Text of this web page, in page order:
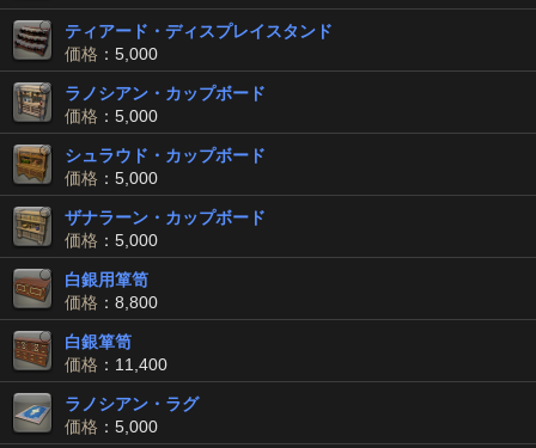
ティアード・ディスプレイスタンド
価格 ：5,000
ラノシアン・カップボード
価格 ：5,000
シュラウド・カップボード
価格 ：5,000
ザナラーン・カップボード
価格 ：5,000
白銀用箪笥
価格 ：8,800
白銀箪笥
価格 ：11,400
ラノシアン・ラグ
価格 ：5,000